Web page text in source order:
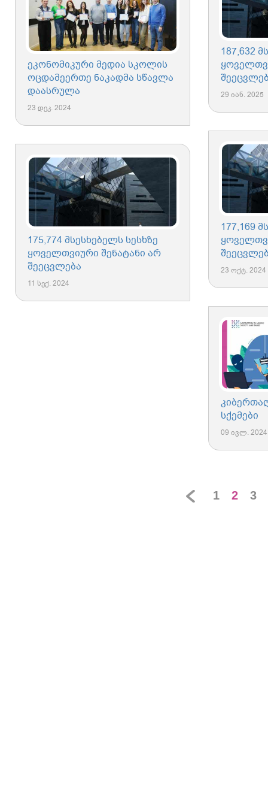
187,632
29 იან. 2025
ეკონომიკური მედია სკოლის
ოცდამეერთე ნაკადმა სწავლა
დაასრულა
23 დეკ. 2024
177,169
23 ოქტ. 2024
175,774 მსესხებელს სესხზე
ყოველთვიური შენატანი არ
შეეცვლება
11 სექ. 2024
სქემები
09 ივლ. 2024
1 2 3